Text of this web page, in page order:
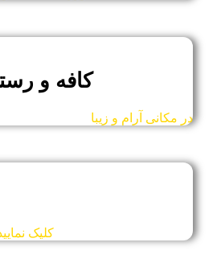
کافه و
در مکانی آرام و زیبا
کلیک